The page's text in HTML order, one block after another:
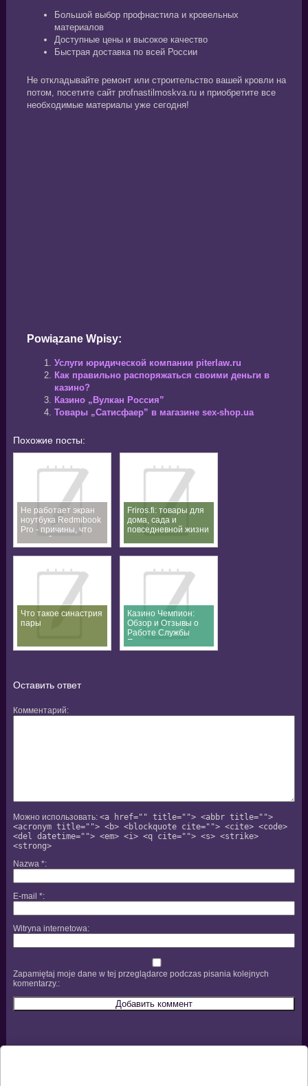
Большой выбор профнастила и кровельных
материалов
Доступные цены и высокое качество
Быстрая доставка по всей России
Не откладывайте ремонт или строительство вашей кровли на
потом, посетите сайт profnastilmoskva.ru и приобретите все
необходимые материалы уже сегодня!
Powiązane Wpisy:
Услуги юридической компании piterlaw.ru
Как правильно распоряжаться своими деньги в
казино?
Казино „Вулкан Россия”
Товары „Сатисфаер” в магазине sex-shop.ua
Похожие посты:
Не работает экран
ноутбука Redmibook
Pro - причины, что
делать?
Friros.fi: товары для
дома, сада и
повседневной жизни
Что такое синастрия
пары
Казино Чемпион:
Обзор и Отзывы о
Работе Службы
Поддержки
Оставить ответ
Комментарий
Можно использовать: <a href="" title=""> <abbr title="">
<acronym title=""> <b> <blockquote cite=""> <cite> <code>
<del datetime=""> <em> <i> <q cite=""> <s> <strike>
<strong>
Nazwa *
E-mail *
Witryna internetowa
Zapamiętaj moje dane w tej przeglądarce podczas pisania kolejnych
komentarzy.